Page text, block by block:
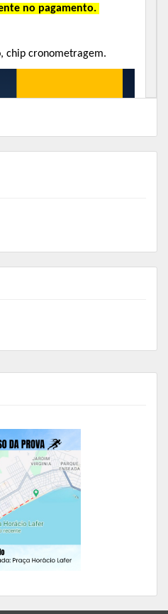
no pagamento.
chip cronometragem.